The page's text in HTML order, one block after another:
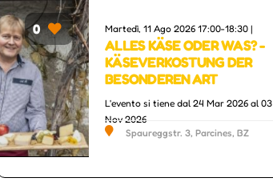
0 Martedì, 11 Ago 2026 17:00-18:30 |
ALLES KÄSE ODER WAS? -
KÄSEVERKOSTUNG DER
BESONDEREN ART
L'evento si tiene dal 24 Mar 2026 al 03
Nov 2026
Spaureggstr. 3, Parcines, BZ